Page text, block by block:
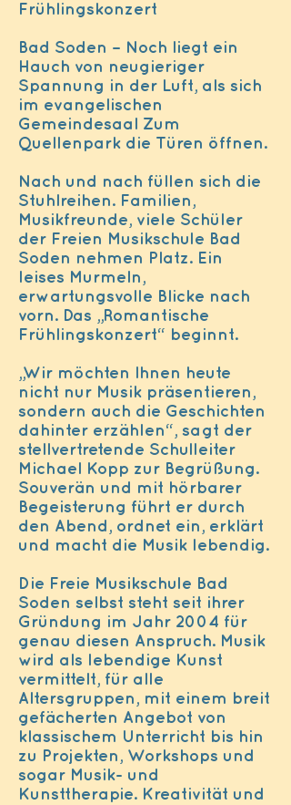
Frühlingskonzert
Bad Soden – Noch liegt ein
Hauch von neugieriger
Spannung in der Luft, als sich
im evangelischen
Gemeindesaal Zum
Quellenpark die Türen öffnen.
Nach und nach füllen sich die
Stuhlreihen. Familien,
Musikfreunde, viele Schüler
der Freien Musikschule Bad
Soden nehmen Platz. Ein
leises Murmeln,
erwartungsvolle Blicke nach
vorn. Das „Romantische
Frühlingskonzert“ beginnt.
„Wir möchten Ihnen heute
nicht nur Musik präsentieren,
sondern auch die Geschichten
dahinter erzählen“, sagt der
stellvertretende Schulleiter
Michael Kopp zur Begrüßung.
Souverän und mit hörbarer
Begeisterung führt er durch
den Abend, ordnet ein, erklärt
und macht die Musik lebendig.
Die Freie Musikschule Bad
Soden selbst steht seit ihrer
Gründung im Jahr 2004 für
genau diesen Anspruch. Musik
wird als lebendige Kunst
vermittelt, für alle
Altersgruppen, mit einem breit
gefächerten Angebot von
klassischem Unterricht bis hin
zu Projekten, Workshops und
sogar Musik- und
Kunsttherapie. Kreativität und